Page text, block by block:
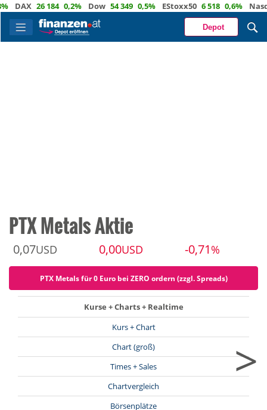
26 184 0,2% Dow 54 349 0,5% EStoxx50 6 518 0,6% Nasdaq
Depot
PTX Metals Aktie
0,07USD 0,00USD -0,71 %
PTX Metals für 0 Euro bei ZERO ordern (zzgl. Spreads)
Kurse + Charts + Realtime
Kurs + Chart
Chart (groß)
Times + Sales
Chartvergleich
Börsenplätze
>